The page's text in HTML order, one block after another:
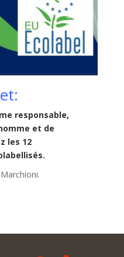
responsable,
et de
les 12